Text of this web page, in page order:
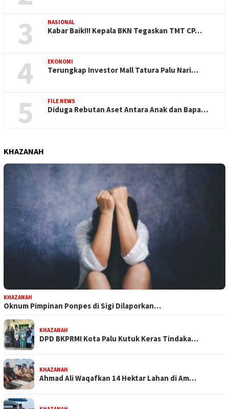
3 NASIONAL
Kabar Baik!!! Kepala BKN Tegaskan TMT CP…
4 EKONOMI
Terungkap Investor Mall Tatura Palu Nari…
5 FILE NEWS
Diduga Rebutan Aset Antara Anak dan Bapa…
KHAZANAH
KHAZANAH
Oknum Pimpinan Ponpes di Sigi Dilaporkan…
KHAZANAH
DPD BKPRMI Kota Palu Kutuk Keras Tindaka…
KHAZANAH
Ahmad Ali Waqafkan 14 Hektar Lahan di Am…